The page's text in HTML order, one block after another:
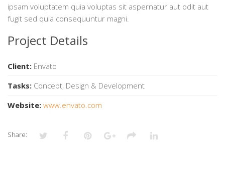
ipsam voluptatem quia voluptas sit aspernatur aut odit aut
fugit sed quia consequuntur magni.
Project Details
Client: Envato
Tasks: Concept, Design & Development
Website: www.envato.com
Share: